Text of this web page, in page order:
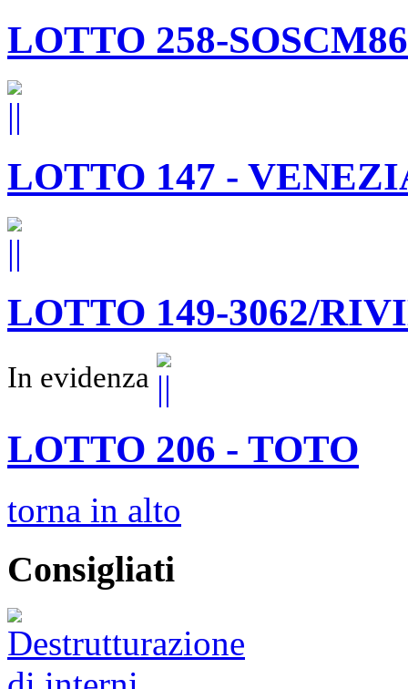
LOTTO 258-
LOTTO 147 -
LOTTO 149-3062/
In evidenza
LOTTO 206 - TOTO
torna in alto
Consigliati